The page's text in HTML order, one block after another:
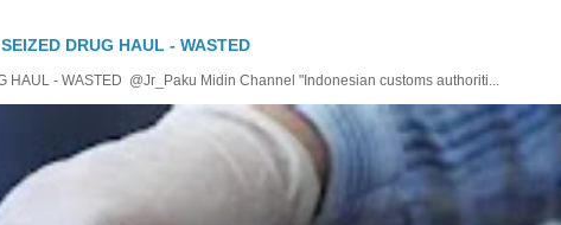
DRUG HAUL - WASTED
HAUL - WASTED @Jr_Paku Midin Channel "Indonesian customs authoriti...